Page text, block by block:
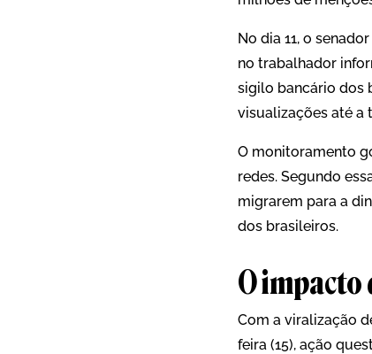
No dia 11, o
no trabalhador
sigilo bancário dos
visualizações até a
O monitoramento
redes. Segundo
migrarem para a
dos brasileiros.
O impacto
Com a viralização
feira (15), ação